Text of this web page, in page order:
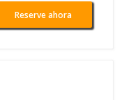
Reserve ahora